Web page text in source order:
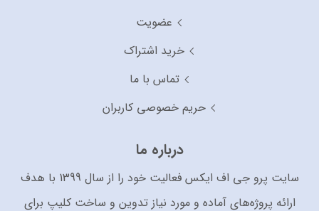
عضویت
خرید اشتراک
تماس با ما
حریم خصوصی کاربران
درباره ما
سایت پرو جی اف ایکس فعالیت خود را از سال 1399 با هدف
ارائه پروژه‌های آماده و مورد نیاز تدوین و ساخت کلیپ برای